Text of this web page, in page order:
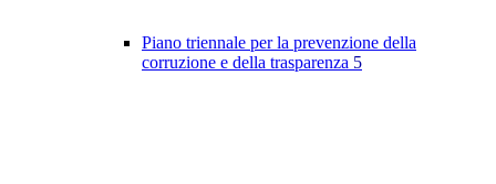
Piano triennale per la prevenzione della
corruzione e della trasparenza 5